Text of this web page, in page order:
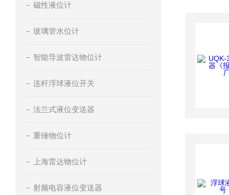
磁性液位计
玻璃管水位计
智能导波雷达物位计
连杆浮球液位开关
法兰式液位变送器
重锤物位计
上海雷达物位计
射频电容液位变送器